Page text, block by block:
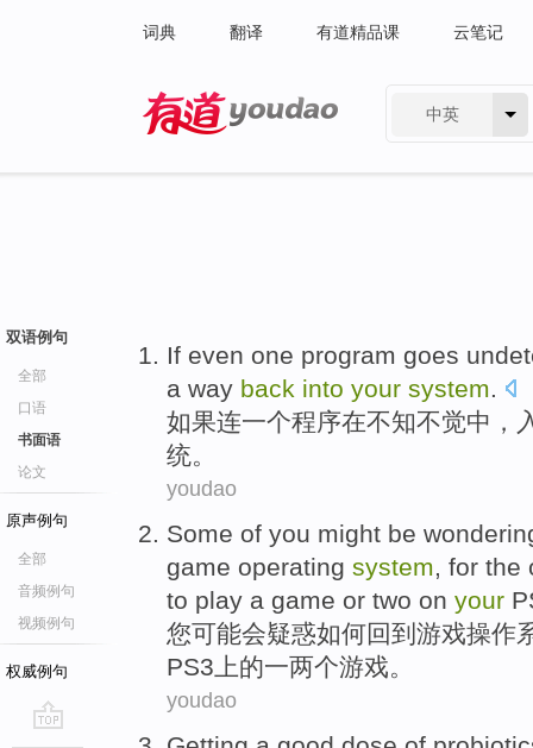
词典 翻译 有道精品课 云笔记
中英
双语例句
全部
口语
书面语
论文
原声例句
全部
音频例句
视频例句
权威例句
go
If even one program goes
a way back into your system.
如果连一个程序在不知不觉中，
统。
youdao
Some of you might be
game operating system, for the
to play a game or two on your
您可能会疑惑如何回到 游戏操作
PS3 上的一两个游戏。
youdao